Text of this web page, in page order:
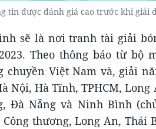
tin được đánh giá cao trước khi giải
sẽ là nơi tranh tài giải
Theo thông báo từ bộ
chuyền Việt Nam và, giải
Nội, Hà Tĩnh, TPHCM, Long
Đà Nẵng và Ninh Bình
thương, Long An, Thái